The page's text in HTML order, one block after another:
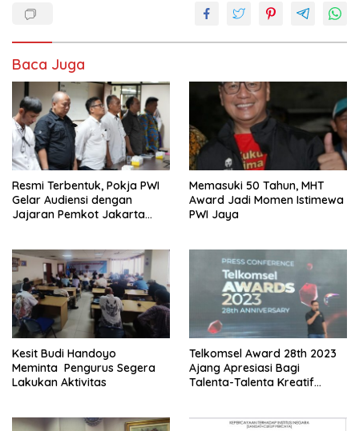
Baca Juga
Resmi Terbentuk, Pokja PWI
Gelar Audiensi dengan
Jajaran Pemkot Jakarta
Memasuki 50 Tahun, MHT
Award Jadi Momen Istimewa
PWI Jaya
Kesit Budi Handoyo
Meminta Pengurus Segera
Lakukan Aktivitas
Telkomsel Award 28th 2023
Ajang Apresiasi Bagi
Talenta-Talenta Kreatif